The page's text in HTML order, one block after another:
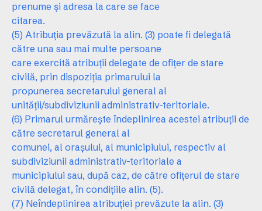
prenume şi adresa la care se face
citarea.
(5) Atribuţia prevăzută la alin. (3) poate fi delegată
către una sau mai multe persoane
care exercită atribuţii delegate de ofiţer de stare
civilă, prin dispoziţia primarului la
propunerea secretarului general al
unităţii/subdiviziunii administrativ-teritoriale.
(6) Primarul urmăreşte îndeplinirea acestei atribuţii de
către secretarul general al
comunei, al oraşului, al municipiului, respectiv al
subdiviziunii administrativ-teritoriale a
municipiului sau, după caz, de către ofiţerul de stare
civilă delegat, în condiţiile alin. (5).
(7) Neîndeplinirea atribuţiei prevăzute la alin. (3)